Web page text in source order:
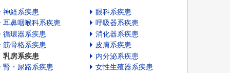
神経系疾患
眼科系疾患
耳鼻咽喉科系疾患
呼吸器系疾患
循環器系疾患
消化器系疾患
筋骨格系疾患
皮膚系疾患
乳房系疾患
内分泌系疾患
腎・尿路系疾患
女性生殖器系疾患